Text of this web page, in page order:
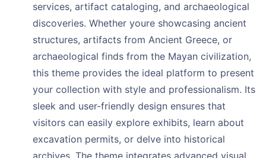
services, artifact cataloging, and archaeological
discoveries. Whether youre showcasing ancient
structures, artifacts from Ancient Greece, or
archaeological finds from the Mayan civilization,
this theme provides the ideal platform to present
your collection with style and professionalism. Its
sleek and user-friendly design ensures that
visitors can easily explore exhibits, learn about
excavation permits, or delve into historical
archives. The theme integrates advanced visual